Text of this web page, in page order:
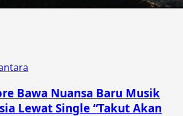
Bawa Nuansa Baru Musik
Lewat Single “Takut Akan